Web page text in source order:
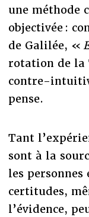
une méthode
objectivée :
de Galilée, «
rotation de la
contre-
pense.
Tant
sont à la
les personnes
certitudes,
l’évidence,